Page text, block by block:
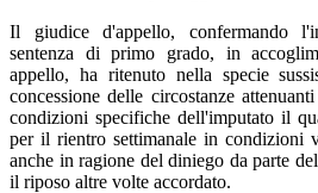
Il giudice d'appello, confermando
sentenza di primo grado, in
appello, ha ritenuto nella specie
concessione delle circostanze
condizioni specifiche dell'imputato il
per il rientro settimanale in condizioni
anche in ragione del diniego da parte
il riposo altre volte accordato.